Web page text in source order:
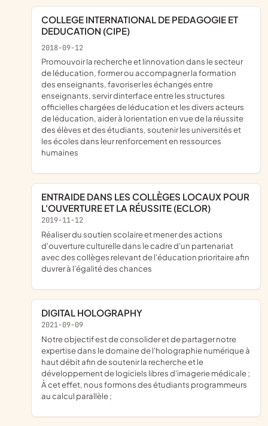
COLLEGE INTERNATIONAL DE PEDAGOGIE ET
DEDUCATION (CIPE)
2018-09-12
promouvoir la recherche et linnovation dans le secteur
de léducation, former ou accompagner la formation
des enseignants, favoriser les échanges entre
enseignants, servir dinterface entre les structures
officielles chargées de léducation et les divers acteurs
de léducation, aider à lorientation en vue de la réussite
des élèves et des étudiants, soutenir les universités et
les écoles dans leur renforcement en ressources
humaines
ENTRAIDE DANS LES COLLÈGES LOCAUX POUR
L'OUVERTURE ET LA RÉUSSITE (ECLOR)
2019-11-12
réaliser du soutien scolaire et mener des actions
d'ouverture culturelle dans le cadre d'un partenariat
avec des collèges relevant de l'éducation prioritaire afin
duvrer à l'égalité des chances
DIGITAL HOLOGRAPHY
2021-09-09
notre objectif est de consolider et de partager notre
expertise dans le domaine de l'holographie numérique à
haut débit afin de soutenir la recherche et le
développement de logiciels libres d'imagerie médicale ;
À cet effet, nous formons des étudiants programmeurs
au calcul parallèle ;